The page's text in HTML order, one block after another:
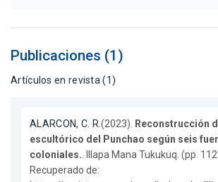
Publicaciones (1)
Artículos en revista (1)
ALARCON, C. R.(2023).
Reconstrucción
escultórico del Punchao según seis
coloniales. . Illapa Mana Tukukuq. (pp.
Recuperado de: